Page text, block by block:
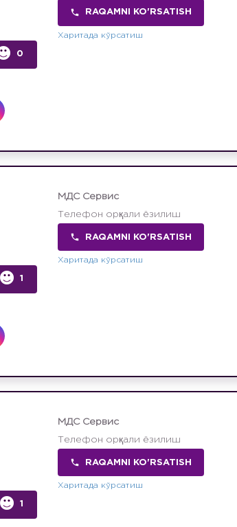
0
RAQAMNI KO'RSATISH
Харитада кўрсатиш
1
МДС Сервис
Телефон орқали ёзилиш
RAQAMNI KO'RSATISH
Харитада кўрсатиш
1
МДС Сервис
Телефон орқали ёзилиш
RAQAMNI KO'RSATISH
Харитада кўрсатиш